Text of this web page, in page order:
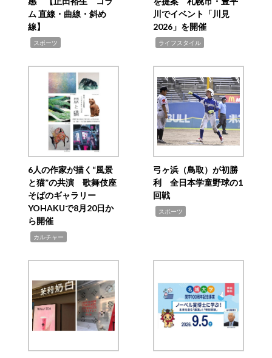
ム 直線・曲線・斜め
線】
スポーツ
川でイベント「川見
2026」を開催
ライフスタイル
6人の作家が描く“風景
と猫”の共演 歌舞伎座
そばのギャラリー
YOHAKUで8月20日か
ら開催
カルチャー
弓ヶ浜（鳥取）が初勝
利 全日本学童野球の1
回戦
スポーツ